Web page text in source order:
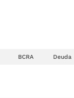
BCRA Deuda